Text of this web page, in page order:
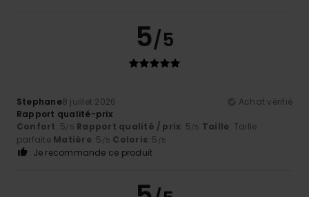
5/5
Stephane8 juillet 2026
Achat vérifié
Rapport qualité-prix
Confort: 5 /5 Rapport qualité / prix: 5 /5 Taille: Taille
parfaite Matière: 5 /5 Coloris: 5 /5
Je recommande ce produit